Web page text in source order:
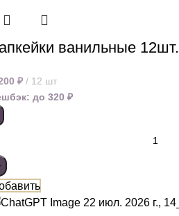
ванильные 12шт.
₽
12 шт
до 320 ₽